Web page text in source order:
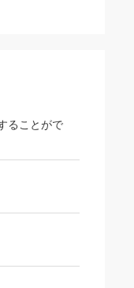
ることがで